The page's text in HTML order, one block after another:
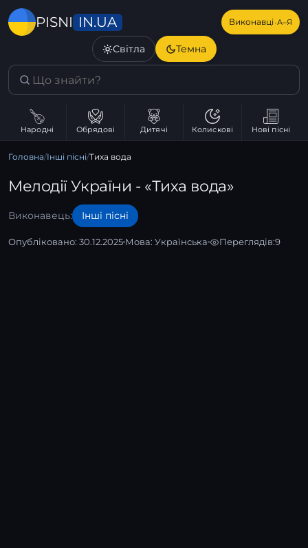
PISNI IN.UA Виконавці·А–Я
Світла Темна
Народні Обрядові Дитячі Колискові Нові пісні
Головна/Інші пісні/Тиха вода
Мелодії України - «Тиха вода»
Виконавець: Інші пісні
Опубліковано: 30.12.2025 Мова: Українська Переглядів:9